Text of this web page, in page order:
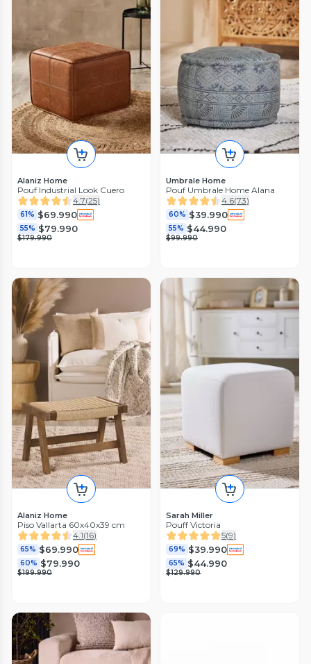
Alaniz Home
Pouf Industrial Look Cuero
4.7(25)
61% $69.990
55% $79.990
$179.990
Umbrale Home
Pouf Umbrale Home Alana
4.6(73)
60% $39.990
55% $44.990
$99.990
Alaniz Home
Piso Vallarta 60x40x39 cm
4.1(16)
65% $69.990
60% $79.990
$199.990
Sarah Miller
Pouff Victoria
5(9)
69% $39.990
65% $44.990
$129.990